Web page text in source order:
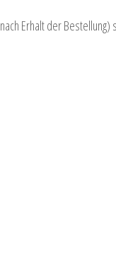
Erhalt der